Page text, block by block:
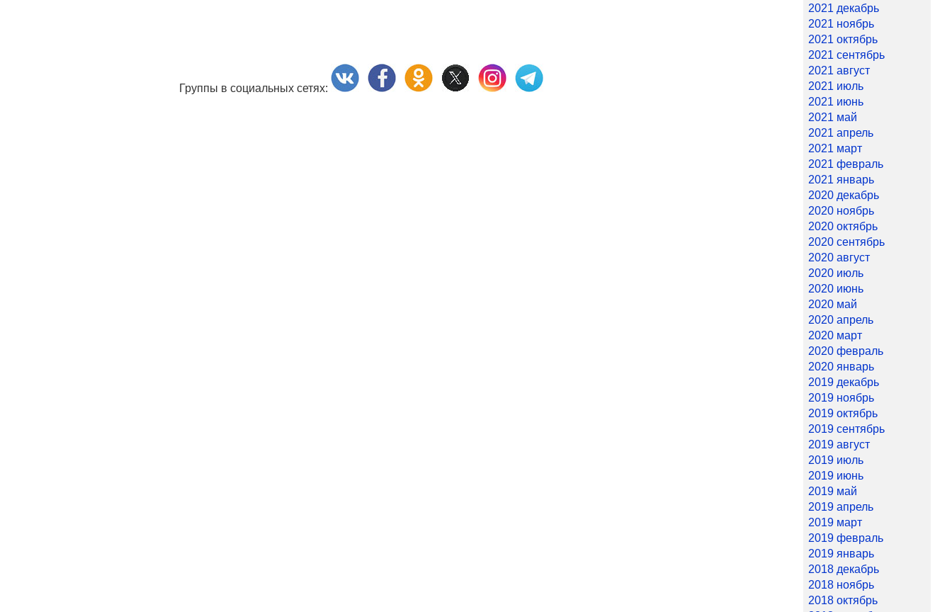
Группы в социальных сетях:
2021 декабрь
2021 ноябрь
2021 октябрь
2021 сентябрь
2021 август
2021 июль
2021 июнь
2021 май
2021 апрель
2021 март
2021 февраль
2021 январь
2020 декабрь
2020 ноябрь
2020 октябрь
2020 сентябрь
2020 август
2020 июль
2020 июнь
2020 май
2020 апрель
2020 март
2020 февраль
2020 январь
2019 декабрь
2019 ноябрь
2019 октябрь
2019 сентябрь
2019 август
2019 июль
2019 июнь
2019 май
2019 апрель
2019 март
2019 февраль
2019 январь
2018 декабрь
2018 ноябрь
2018 октябрь